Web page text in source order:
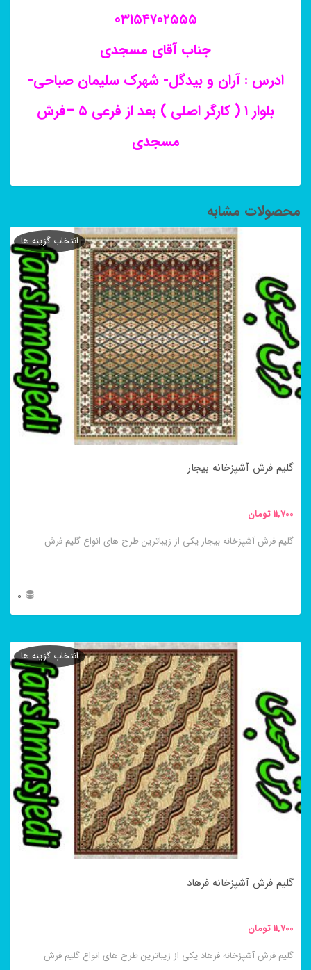
۰۳۱۵۴۷۰۲۵۵۵
جناب آقای مسجدی
ادرس : آران و بیدگل- شهرک سلیمان صباحی-
بلوار ۱ ( کارگر اصلی ) بعد از فرعی ۵ –فرش
مسجدی
محصولات مشابه
گلیم فرش آشپزخانه بیجار
11,700تومان
گلیم فرش آشپزخانه بیجار یکی از زیباترین طرح های انواع گلیم فرش
0
انتخاب گزینه ها
محصول
مختلفی
باشد.
گزینه
ها
صفحه
انتخاب
شوند
گلیم فرش آشپزخانه فرهاد
11,700تومان
گلیم فرش آشپزخانه فرهاد یکی از زیباترین طرح های انواع گلیم فرش
انتخاب گزینه ها